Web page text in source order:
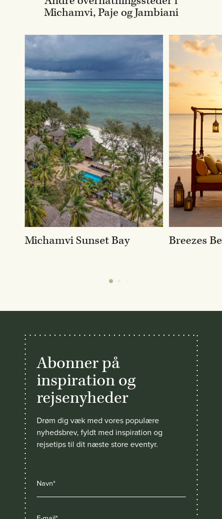
Michamvi, Paje og Jambiani
Michamvi Sunset Bay Breezes
Abonner på
inspiration og
rejsenyheder
Drøm dig væk med vores populære
nyhedsbrev, fyldt med inspiration og
rejsetips til dit næste store eventyr.